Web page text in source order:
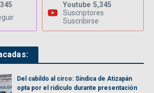
Youtube 5,345
Suscriptores
Suscribirse
Del cabildo al circo: Síndica de Atizapán
opta por el ridículo durante presentación